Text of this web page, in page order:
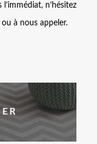
n’hésitez
à nous appeler.